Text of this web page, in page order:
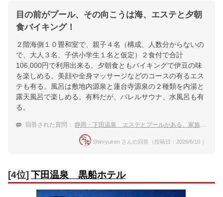
目の前がプール、その向こうは海、エステと夕朝
食バイキング！
２階海側１０畳和室で、親子４名（構成、人数分からないの
で、大人３名、子供小学生１名と仮定）２食付で合計
106,000円で利用出来る。夕朝食ともバイキングで伊豆の味
を楽しめる。美顔や全身マッサージなどのコースの有るエス
テも有る。風呂は敷地内源泉と蓮台寺源泉の２種類を内湯と
露天風呂で楽しめる。有料だが、バレルサウナ、水風呂も有
る。
回答された質問： 静岡・下田温泉 エステとプールがある、家族旅行におすすめの温泉宿
Shinryuken さんの回答（投稿日：2026/6/10 ）
[4位]下田温泉 黒船ホテル